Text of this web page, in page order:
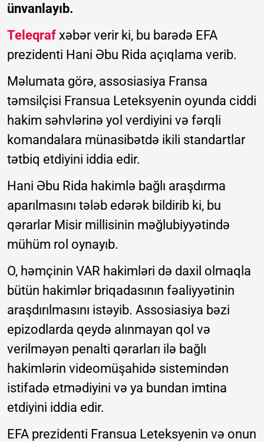
ünvanlayıb.
Teleqraf xəbər verir ki, bu barədə EFA
prezidenti Hani Əbu Rida açıqlama verib.
Məlumata görə, assosiasiya Fransa
təmsilçisi Fransua Leteksyenin oyunda ciddi
hakim səhvlərinə yol verdiyini və fərqli
komandalara münasibətdə ikili standartlar
tətbiq etdiyini iddia edir.
Hani Əbu Rida hakimlə bağlı araşdırma
aparılmasını tələb edərək bildirib ki, bu
qərarlar Misir millisinin məğlubiyyətində
mühüm rol oynayıb.
O, həmçinin VAR hakimləri də daxil olmaqla
bütün hakimlər briqadasının fəaliyyətinin
araşdırılmasını istəyib. Assosiasiya bəzi
epizodlarda qeydə alınmayan qol və
verilməyən penalti qərarları ilə bağlı
hakimlərin videomüşahidə sistemindən
istifadə etmədiyini və ya bundan imtina
etdiyini iddia edir.
EFA prezidenti Fransua Leteksyenin və onun